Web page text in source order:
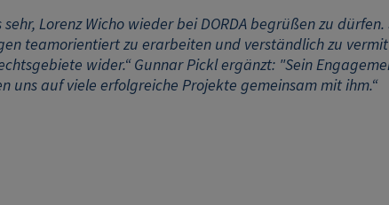
Lorenz Wicho wieder bei DORDA begrüßen zu
teamorientiert zu erarbeiten und verständlich zu
wider.“ Gunnar Pickl ergänzt: "Sein
uns auf viele erfolgreiche Projekte gemeinsam mit ihm.“